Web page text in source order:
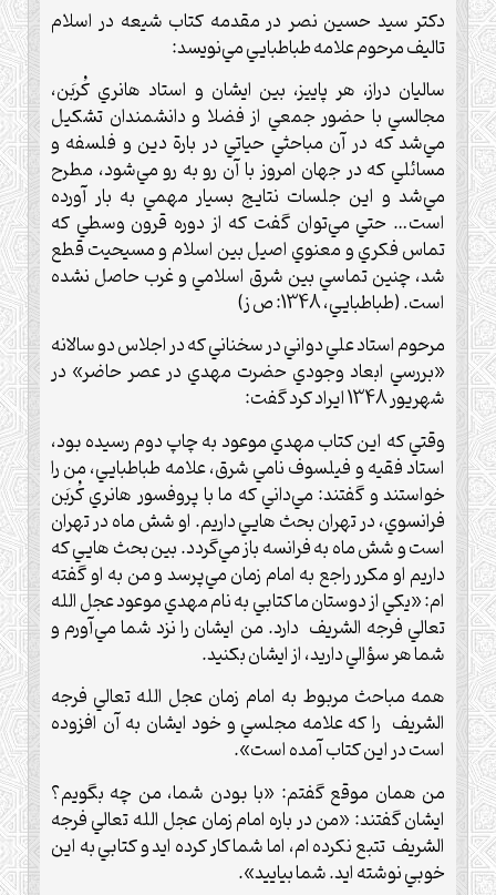
دكتر سيد حسين نصر در مقدمه كتاب شيعه در اسلام
تاليف مرحوم علامه طباطبايي مي‌نويسد:
ساليان دراز، هر پاييز، بين ايشان و استاد هانري كُربَن،
مجالسي با حضور جمعي از فضلا و دانشمندان تشكيل
مي‌شد كه در آن مباحثي حياتي در بارة دين و فلسفه و
مسائلي كه در جهان امروز با آن رو به رو مي‌شود، مطرح
مي‌شد و اين جلسات نتايج بسيار مهمي به بار آورده
است… حتي مي‌توان گفت كه از دوره قرون وسطي كه
تماس فكري و معنوي اصيل بين اسلام و مسيحيت قطع
شد، چنين تماسي بين شرق اسلامي و غرب حاصل نشده
است. (طباطبايي، 1348: ص ز)
مرحوم استاد علي دواني در سخناني كه در اجلاس دو سالانه
«بررسي ابعاد وجودي حضرت مهدي در عصر حاضر» در
شهريور 1348 ايراد كرد گفت:
وقتي كه اين كتاب مهدي موعود به چاپ دوم رسيده بود،
استاد فقيه و فيلسوف نامي شرق، علامه طباطبايي، من را
خواستند و گفتند: مي‌داني كه ما با پروفسور هانري كُربَن
فرانسوي، در تهران بحث هايي داريم. او شش ماه در تهران
است و شش ماه به فرانسه باز مي‌گردد. بين بحث هايي كه
داريم او مكرر راجع به امام زمان مي‌پرسد و من به او گفته
ام: «يكي از دوستان ما كتابي به نام مهدي موعود عجل الله
تعالي فرجه الشريف دارد. من ايشان را نزد شما مي‌آورم و
شما هر سؤالي داريد، از ايشان بكنيد.
همه مباحث مربوط به امام زمان عجل الله تعالي فرجه
الشريف را كه علامه مجلسي و خود ايشان بهآن افزوده
است در اين كتاب آمده است».
من همان موقع گفتم: «با بودن شما، من چه بگويم؟
ايشان گفتند: «من در باره امام زمان عجل الله تعالي فرجه
الشريف تتبع نكرده ام، اما شما كار كرده ايد و كتابي به اين
خوبي نوشته ايد. شما بياييد».